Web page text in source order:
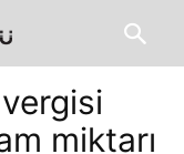
miktarı